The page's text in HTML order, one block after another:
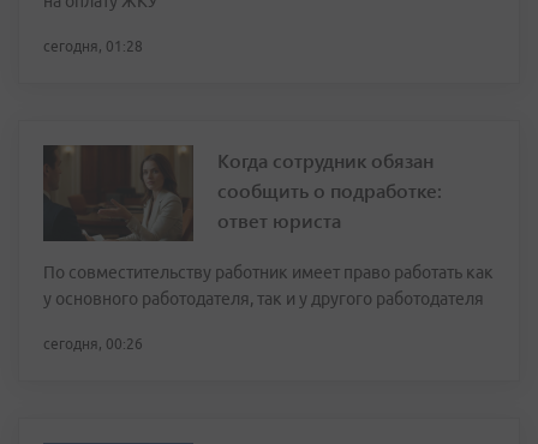
сегодня, 01:28
Когда сотрудник обязан
сообщить о подработке:
ответ юриста
По совместительству работник имеет право работать как
у основного работодателя, так и у другого работодателя
сегодня, 00:26